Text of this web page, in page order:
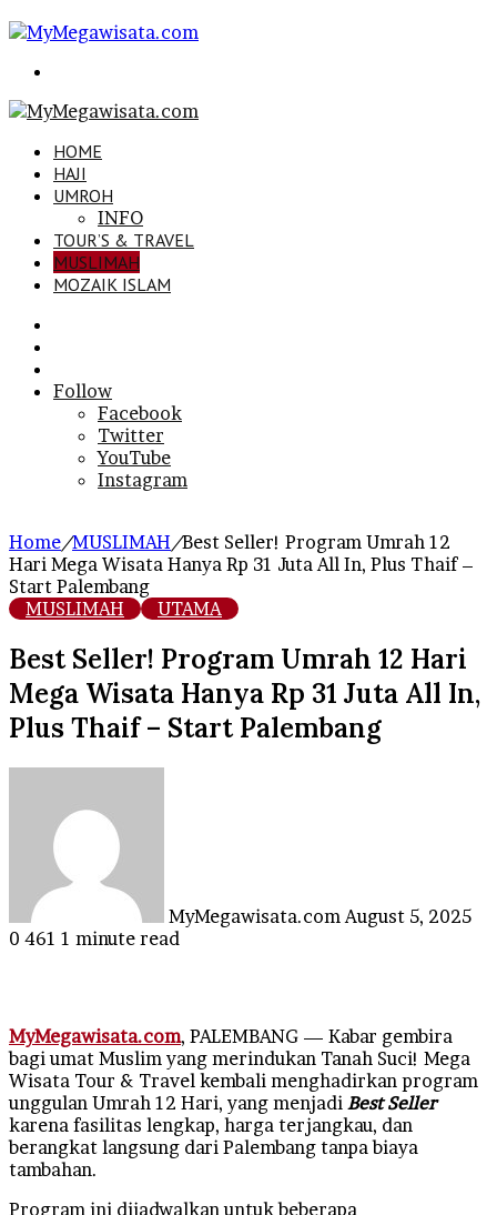
HOME
HAJI
UMROH
INFO
TOUR’S & TRAVEL
MUSLIMAH
MOZAIK ISLAM
In
Follow
Facebook
Twitter
YouTube
Instagram
Home/MUSLIMAH/Best Seller! Program Umrah 12
Hari Mega Wisata Hanya Rp 31 Juta All In, Plus Thaif –
Start Palembang
MUSLIMAH
UTAMA
Best Seller! Program Umrah 12 Hari
Mega Wisata Hanya Rp 31 Juta All In,
Plus Thaif – Start Palembang
MyMegawisata.com August 5, 2025
0 461 1 minute read
MyMegawisata.com, PALEMBANG — Kabar gembira
bagi umat Muslim yang merindukan Tanah Suci! Mega
Wisata Tour & Travel kembali menghadirkan program
unggulan Umrah 12 Hari, yang menjadi Best Seller
karena fasilitas lengkap, harga terjangkau, dan
berangkat langsung dari Palembang tanpa biaya
tambahan.
Program ini dijadwalkan untuk beberapa